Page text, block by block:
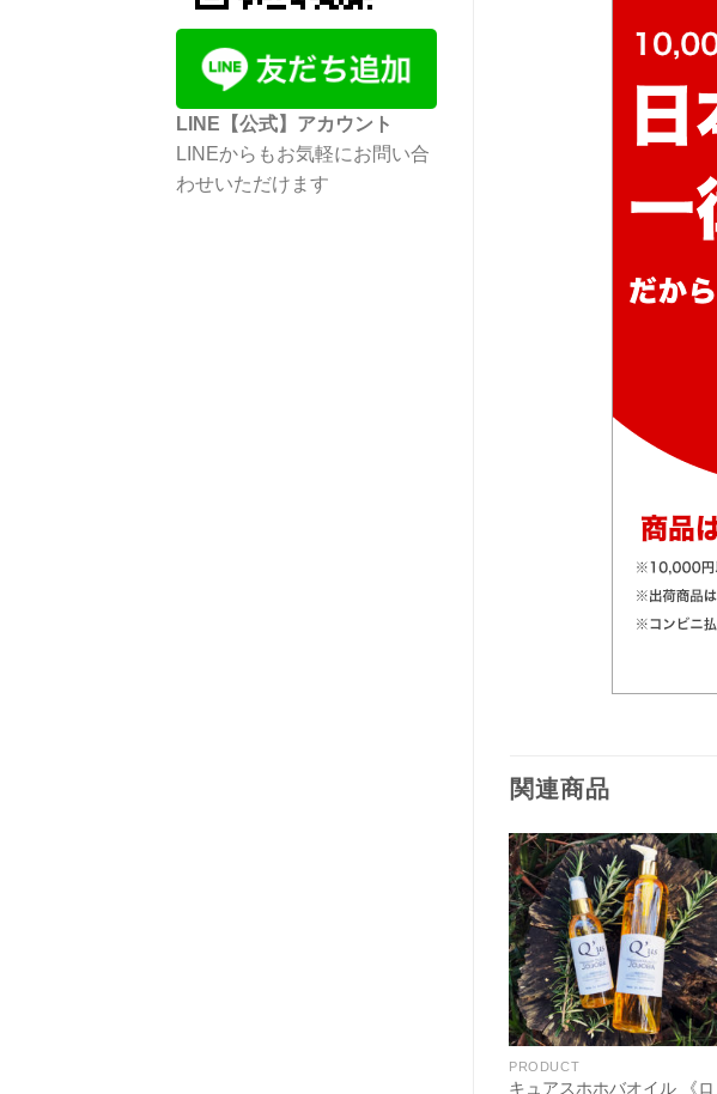
LINE【公式】アカウント
LINEからもお気軽にお問い合
わせいただけます
関連商品
PRODUCT
キュアスホホバオイル 《ロ